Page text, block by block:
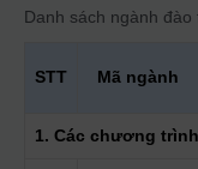
Danh sách ngành
STT Mã ngành
1. Các chương